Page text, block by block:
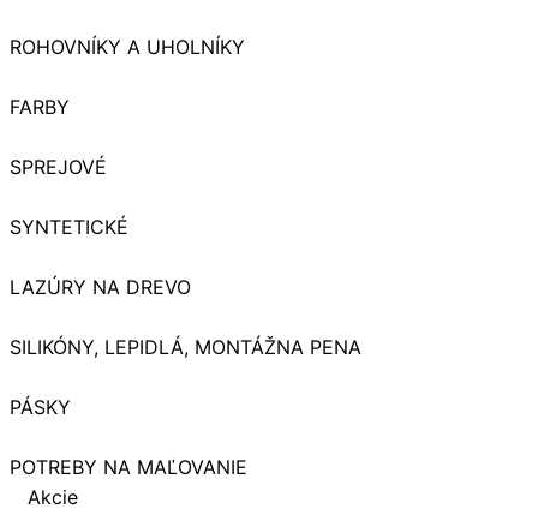
ROHOVNÍKY A UHOLNÍKY
FARBY
SPREJOVÉ
SYNTETICKÉ
LAZÚRY NA DREVO
SILIKÓNY, LEPIDLÁ, MONTÁŽNA PENA
PÁSKY
POTREBY NA MAĽOVANIE
Akcie